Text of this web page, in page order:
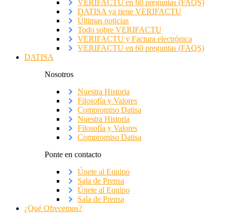
VERIFACTU en 60 preguntas (FAQS)
DATISA ya tiene VERIFACTU
Últimas noticias
Todo sobre VERIFACTU
VERIFACTU y Factura electrónica
VERIFACTU en 60 preguntas (FAQS)
DATISA
Nosotros
Nuestra Historia
Filosofía y Valores
Compromiso Datisa
Nuestra Historia
Filosofía y Valores
Compromiso Datisa
Ponte en contacto
Únete al Equipo
Sala de Prensa
Únete al Equipo
Sala de Prensa
¿Qué Ofrecemos?